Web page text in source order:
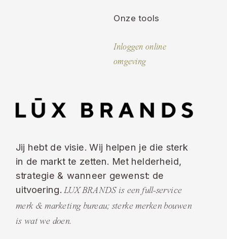
Jij hebt de visie. Wij helpen je die sterk
in de markt te zetten. Met helderheid,
strategie & wanneer gewenst: de
uitvoering. LUX BRANDS is een full-service
merk & marketing bureau; sterke merken bouwen
is wat we doen.
Onze tools
Inloggen online
omgeving